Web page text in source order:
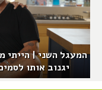
המעגל השני | הייתי
יגנוב אותו